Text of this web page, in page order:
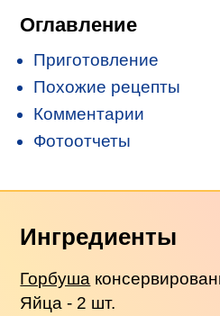
Оглавление
Приготовление
Похожие рецепты
Комментарии
Фотоотчеты
Ингредиенты
Горбуша
Яйца - 2 шт.